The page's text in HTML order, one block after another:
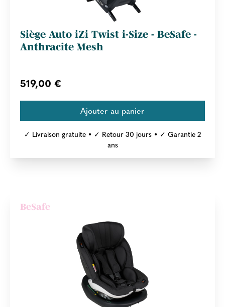
Siège Auto iZi Twist i-Size - BeSafe -
Anthracite Mesh
519,00 €
✓ Livraison gratuite • ✓ Retour 30 jours • ✓ Garantie 2
ans
BeSafe